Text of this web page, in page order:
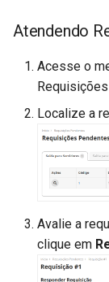
Atendendo
Acesse o
Localize a
Avalie a
clique em